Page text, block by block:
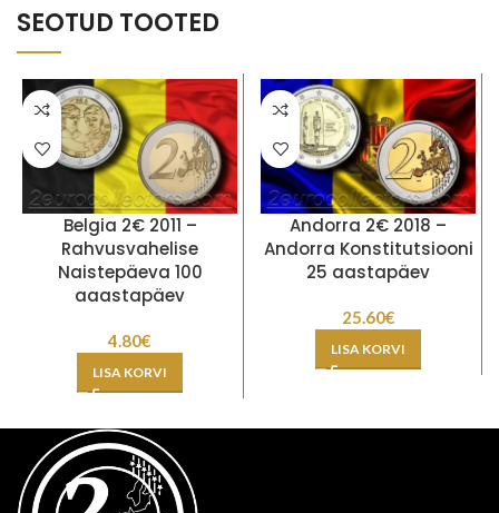
SEOTUD TOOTED
Belgia 2€ 2011 –
Rahvusvahelise
Naistepäeva 100
aaastapäev
4.80€
LISA KORVI
Andorra 2€ 2018 –
Andorra Konstitutsiooni
25 aastapäev
25.60€
LISA KORVI